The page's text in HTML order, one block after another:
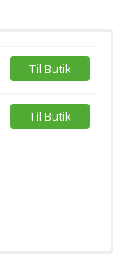
Til Butik
Til Butik